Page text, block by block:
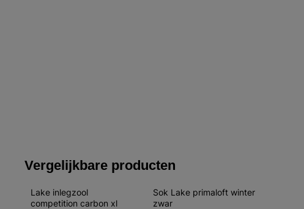
Vergelijkbare producten
Lake inlegzool
competition carbon xl
Sok Lake primaloft winter
zwar